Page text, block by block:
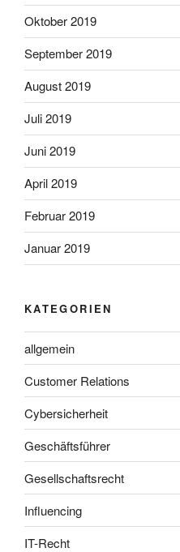
Oktober 2019
September 2019
August 2019
Juli 2019
Juni 2019
April 2019
Februar 2019
Januar 2019
KATEGORIEN
allgemein
Customer Relations
Cybersicherheit
Geschäftsführer
Gesellschaftsrecht
Influencing
IT-Recht